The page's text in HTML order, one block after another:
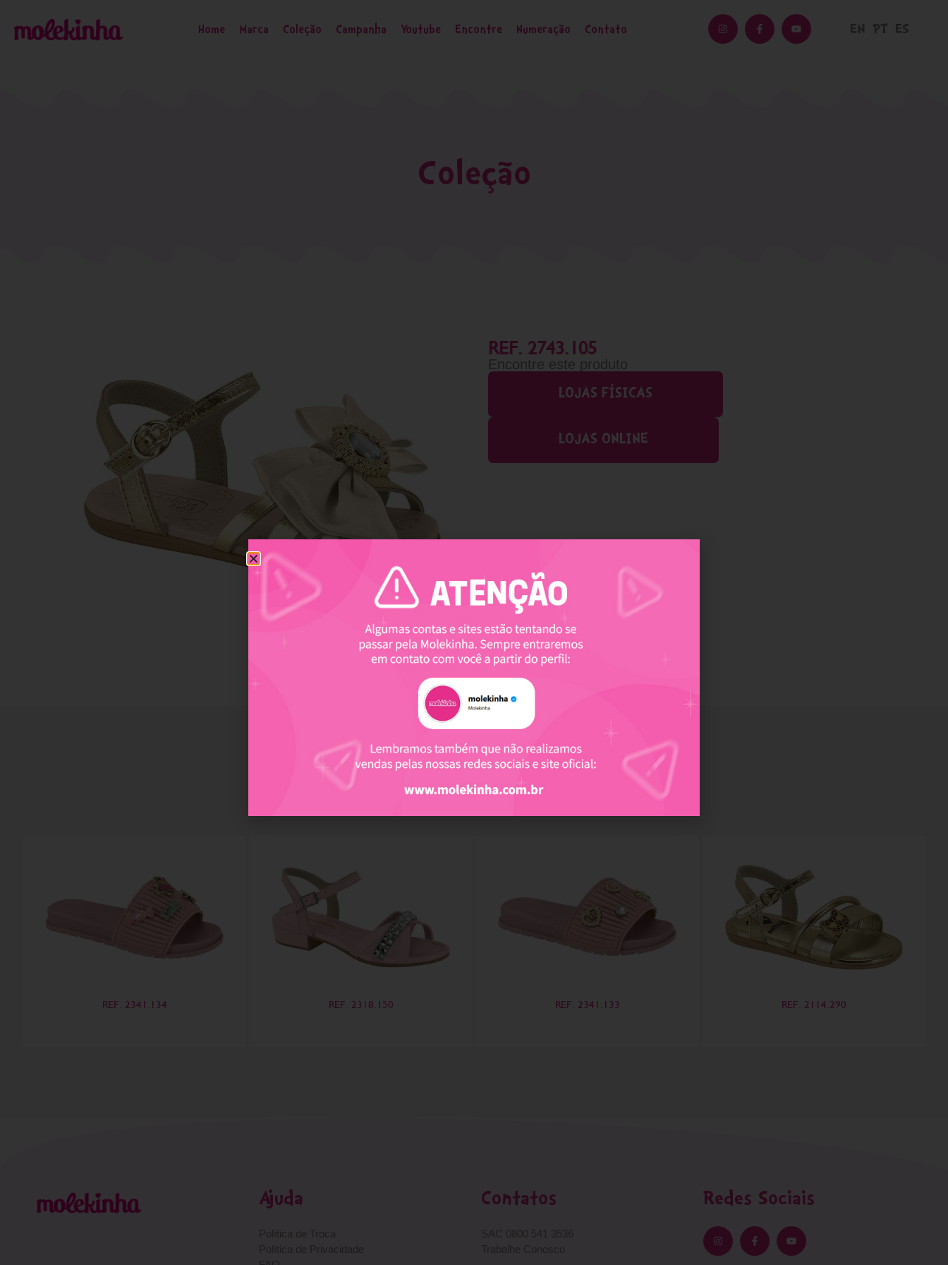
Home Marca Coleção Campanha Youtube Encontre Numeração Contato EN PT ES
Coleção
REF. 2743.105
Encontre este produto
LOJAS FÍSICAS
LOJAS ONLINE
Produtos relacionados
REF. 2341.134 REF. 2318.150 REF. 2341.133 REF. 2114.290
Ajuda Contatos Redes Sociais